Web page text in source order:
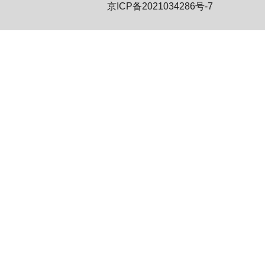
京ICP备2021034286号-7